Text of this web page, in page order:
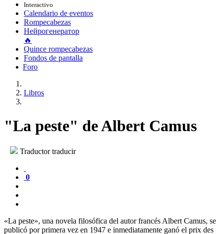
Interactivo
Calendario de eventos
Rompecabezas
Нейрогенератор
🔥
Quince rompecabezas
Fondos de pantalla
Foro
Libros
"La peste" de Albert Camus
Traductor traducir
0
«La peste», una novela filosófica del autor francés Albert Camus, se
publicó por primera vez en 1947 e inmediatamente ganó el prix des